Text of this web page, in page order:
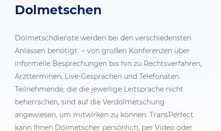
Dolmetschen
Dolmetschdienste werden bei den verschiedensten
Anlässen benötigt – von großen Konferenzen über
informelle Besprechungen bis hin zu Rechtsverfahren,
Arztterminen, Live-Gesprächen und Telefonaten.
Teilnehmende, die die jeweilige Leitsprache nicht
beherrschen, sind auf die Verdolmetschung
angewiesen, um mitwirken zu können. TransPerfect
kann Ihnen Dolmetscher persönlich, per Video oder